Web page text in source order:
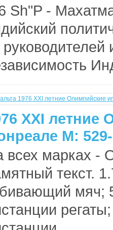
Sh"P -
XXI летние
М:
всех марках -
текст.
мяч;